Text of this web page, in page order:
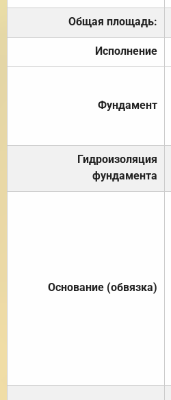
Общая площадь:
Исполнение
Фундамент
Гидроизоляция
фундамента
Основание (обвязка)